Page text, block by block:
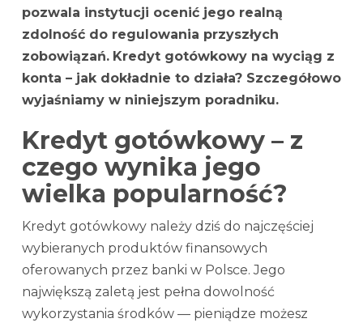
pozwala instytucji ocenić jego realną
zdolność do regulowania przyszłych
zobowiązań. Kredyt gotówkowy na wyciąg z
konta – jak dokładnie to działa? Szczegółowo
wyjaśniamy w niniejszym poradniku.
Kredyt gotówkowy – z
czego wynika jego
wielka popularność?
Kredyt gotówkowy należy dziś do najczęściej
wybieranych produktów finansowych
oferowanych przez banki w Polsce. Jego
największą zaletą jest pełna dowolność
wykorzystania środków — pieniądze możesz